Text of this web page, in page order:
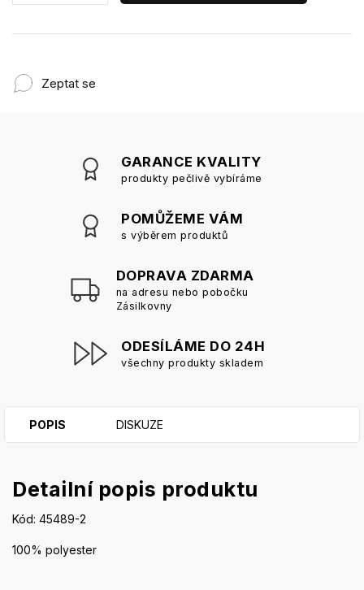
Zeptat se
GARANCE KVALITY
produkty pečlivě vybíráme
POMŮŽEME VÁM
s výběrem produktů
DOPRAVA ZDARMA
na adresu nebo pobočku
Zásilkovny
ODESÍLÁME DO 24H
všechny produkty skladem
POPIS DISKUZE
Detailní popis produktu
Kód: 45489-2
100% polyester